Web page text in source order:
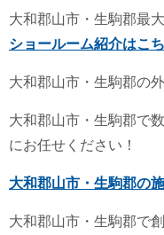
大和郡山市・生駒郡最
ショールーム紹介はこ
大和郡山市・生駒郡の
大和郡山市・生駒郡で
にお任せください！
大和郡山市・生駒郡の
大和郡山市・生駒郡で